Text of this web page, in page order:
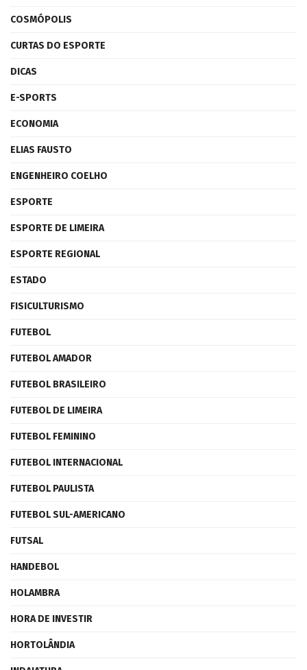
COSMÓPOLIS
CURTAS DO ESPORTE
DICAS
E-SPORTS
ECONOMIA
ELIAS FAUSTO
ENGENHEIRO COELHO
ESPORTE
ESPORTE DE LIMEIRA
ESPORTE REGIONAL
ESTADO
FISICULTURISMO
FUTEBOL
FUTEBOL AMADOR
FUTEBOL BRASILEIRO
FUTEBOL DE LIMEIRA
FUTEBOL FEMININO
FUTEBOL INTERNACIONAL
FUTEBOL PAULISTA
FUTEBOL SUL-AMERICANO
FUTSAL
HANDEBOL
HOLAMBRA
HORA DE INVESTIR
HORTOLÂNDIA